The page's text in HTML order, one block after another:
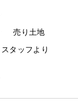
売り土地
スタッフより